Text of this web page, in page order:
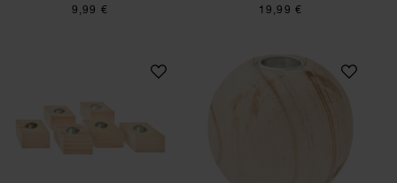
9,99 € 19,99 €
Kerzenhalter Raute für Stabkerzen Ø2,2cm
Kerzenhalter